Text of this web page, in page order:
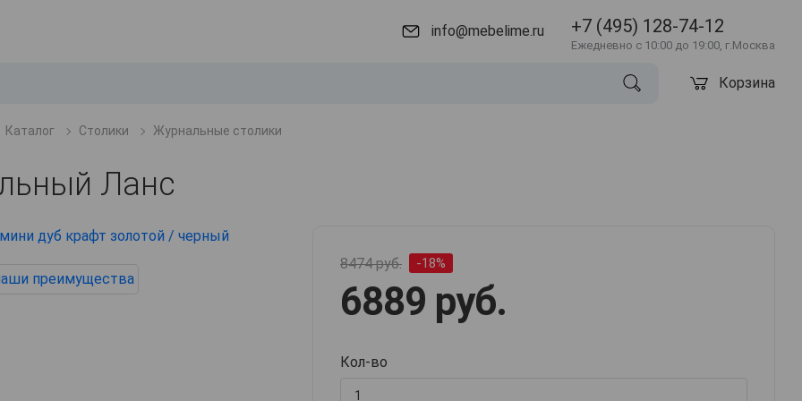
info@mebelime.ru +7 (495) 128-74-12
Ежедневно с 10:00 до 19:00, г.Москва
Корзина
Каталог Столики Журнальные столики
Ланс
8474 руб. -18%
6889 руб.
Кол-во